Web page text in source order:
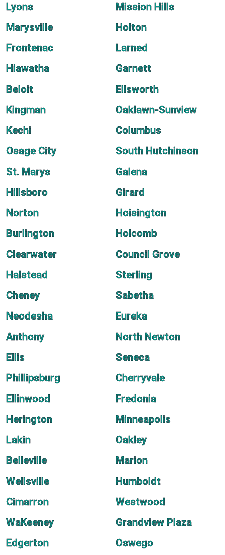
Lyons
Mission Hills
Marysville
Holton
Frontenac
Larned
Hiawatha
Garnett
Beloit
Ellsworth
Kingman
Oaklawn-Sunview
Kechi
Columbus
Osage City
South Hutchinson
St. Marys
Galena
Hillsboro
Girard
Norton
Hoisington
Burlington
Holcomb
Clearwater
Council Grove
Halstead
Sterling
Cheney
Sabetha
Neodesha
Eureka
Anthony
North Newton
Ellis
Seneca
Phillipsburg
Cherryvale
Ellinwood
Fredonia
Herington
Minneapolis
Lakin
Oakley
Belleville
Marion
Wellsville
Humboldt
Cimarron
Westwood
WaKeeney
Grandview Plaza
Edgerton
Oswego